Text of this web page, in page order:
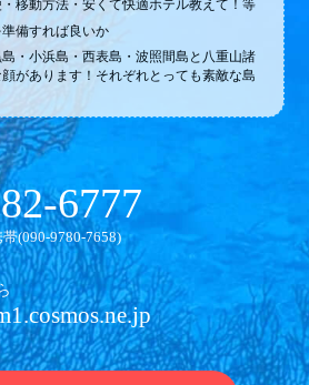
移動方法・安くて快適ホテル教えて！等
備すれば良いか
・小浜島・西表島・波照間島と八重山諸
があります！それぞれとっても素敵な島
6777
帯(090-9780-7658)